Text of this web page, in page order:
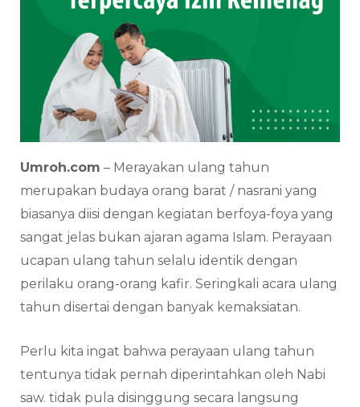
Umroh.com – Merayakan ulang tahun
merupakan budaya orang barat / nasrani yang
biasanya diisi dengan kegiatan berfoya-foya yang
sangat jelas bukan ajaran agama Islam. Perayaan
ucapan ulang tahun selalu identik dengan
perilaku orang-orang kafir. Seringkali acara ulang
tahun disertai dengan banyak kemaksiatan.
Perlu kita ingat bahwa perayaan ulang tahun
tentunya tidak pernah diperintahkan oleh Nabi
saw. tidak pula disinggung secara langsung